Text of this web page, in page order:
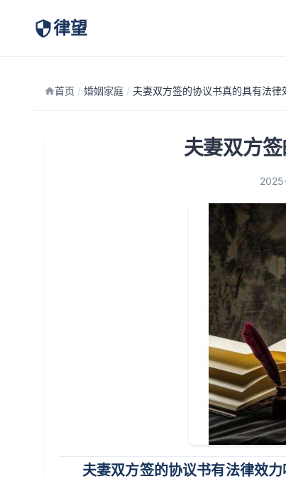
律望
首页 / 婚姻家庭 / 夫妻双方签的协议书真的具有法律
夫妻双方
夫妻双方签的协议书有法律效力